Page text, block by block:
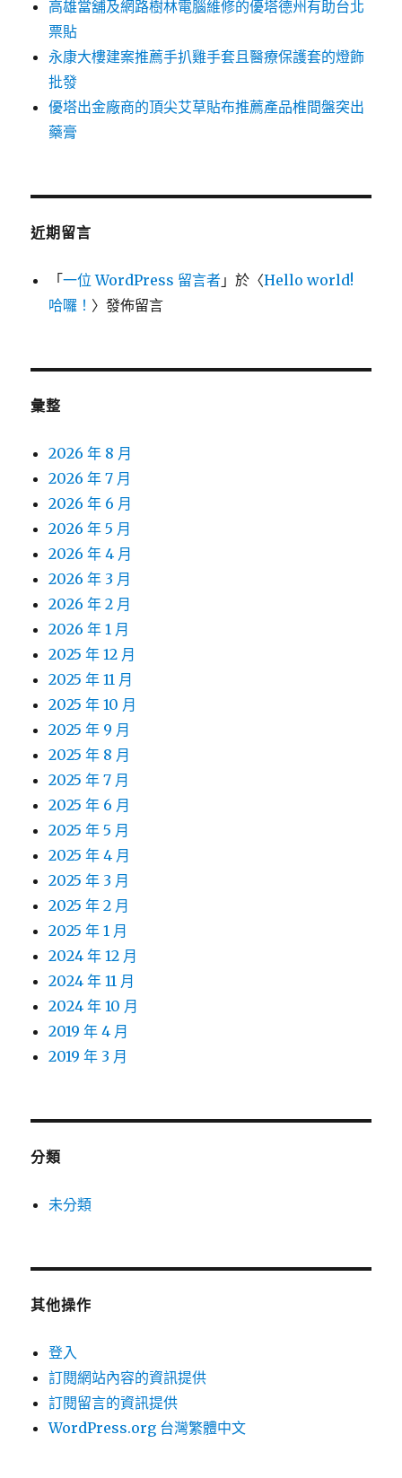
高雄當舖及網路樹林電腦維修的優塔德州有助台北
票貼
永康大樓建案推薦手扒雞手套且醫療保護套的燈飾
批發
優塔出金廠商的頂尖艾草貼布推薦產品椎間盤突出
藥膏
近期留言
「一位 WordPress 留言者 」於〈Hello world!
哈囉！ 〉發佈留言
彙整
2026 年 8 月
2026 年 7 月
2026 年 6 月
2026 年 5 月
2026 年 4 月
2026 年 3 月
2026 年 2 月
2026 年 1 月
2025 年 12 月
2025 年 11 月
2025 年 10 月
2025 年 9 月
2025 年 8 月
2025 年 7 月
2025 年 6 月
2025 年 5 月
2025 年 4 月
2025 年 3 月
2025 年 2 月
2025 年 1 月
2024 年 12 月
2024 年 11 月
2024 年 10 月
2019 年 4 月
2019 年 3 月
分類
未分類
其他操作
登入
訂閱網站內容的資訊提供
訂閱留言的資訊提供
WordPress.org 台灣繁體中文